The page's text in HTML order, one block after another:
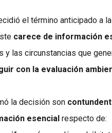
el término anticipado a
carece de información
las circunstancias que
con la evaluación
la decisión son
esencial respecto de: